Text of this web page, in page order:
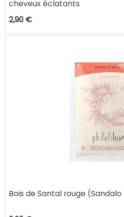
cheveux éclatants
2,90 €
Bois de Santal rouge